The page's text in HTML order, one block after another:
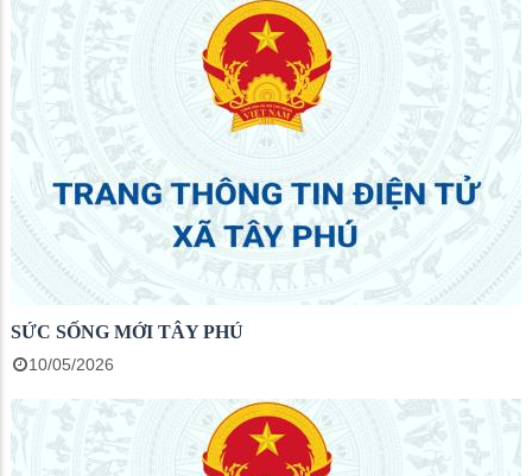
SỨC SỐNG MỚI TÂY PHÚ
10/05/2026